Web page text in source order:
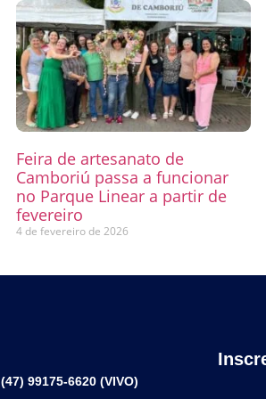
Feira de artesanato de
Camboriú passa a funcionar
no Parque Linear a partir de
fevereiro
4 de fevereiro de 2026
(47) 99175-6620 (VIVO)